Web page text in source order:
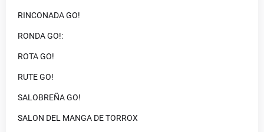
RINCONADA GO!
RONDA GO!:
ROTA GO!
RUTE GO!
SALOBREÑA GO!
SALON DEL MANGA DE TORROX